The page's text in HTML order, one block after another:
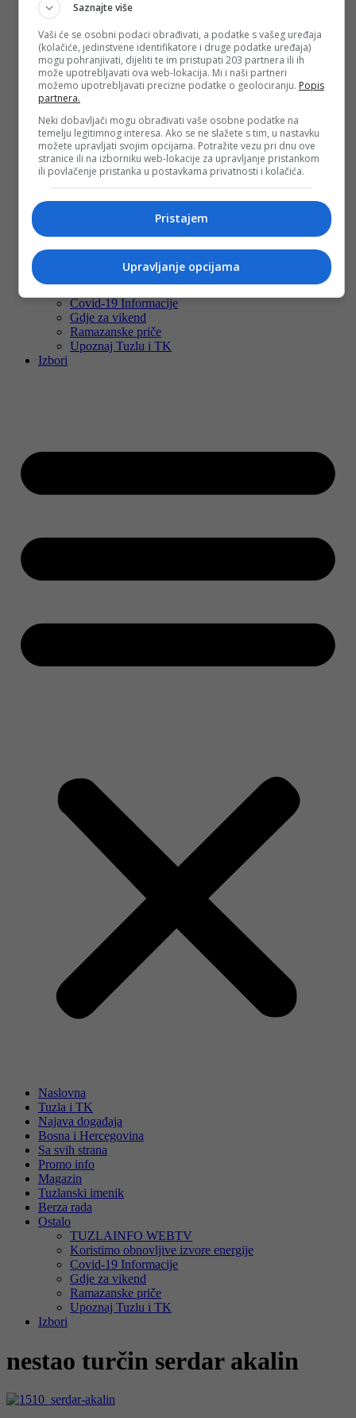
Ostalo
Koristimo obnovljive izvore energije
Covid-19 Informacije
Gdje za vikend
Ramazanske priče
Upoznaj Tuzlu i TK
Izbori
Naslovna
Tuzla i TK
Najava događaja
Bosna i Hercegovina
Sa svih strana
Promo info
Tuzlanski imenik
Berza rada
TUZLAINFO WEBTV
Koristimo obnovljive izvore energije
Covid-19 Informacije
Gdje za vikend
Ramazanske priče
Upoznaj Tuzlu i TK
Izbori
Naslovna
Tuzla i TK
Najava događaja
Bosna i Hercegovina
Sa svih strana
Promo info
Magazin
Tuzlanski imenik
Berza rada
Ostalo
TUZLAINFO WEBTV
Koristimo obnovljive izvore energije
Covid-19 Informacije
Gdje za vikend
Ramazanske priče
Upoznaj Tuzlu i TK
Izbori
nestao turčin serdar akalin
Saznajte više
Vaši će se osobni podaci obrađivati, a podatke s vašeg uređaja
(kolačiće, jedinstvene identifikatore i druge podatke uređaja)
mogu pohranjivati, dijeliti te im pristupati 203 partnera ili ih
može upotrebljavati ova web-lokacija. Mi i naši partneri
možemo upotrebljavati precizne podatke o geolociranju. Popis
partnera.
Neki dobavljači mogu obrađivati vaše osobne podatke na
temelju legitimnog interesa. Ako se ne slažete s tim, u nastavku
možete upravljati svojim opcijama. Potražite vezu pri dnu ove
stranice ili na izborniku web-lokacije za upravljanje pristankom
ili povlačenje pristanka u postavkama privatnosti i kolačića.
Pristajem
Upravljanje opcijama